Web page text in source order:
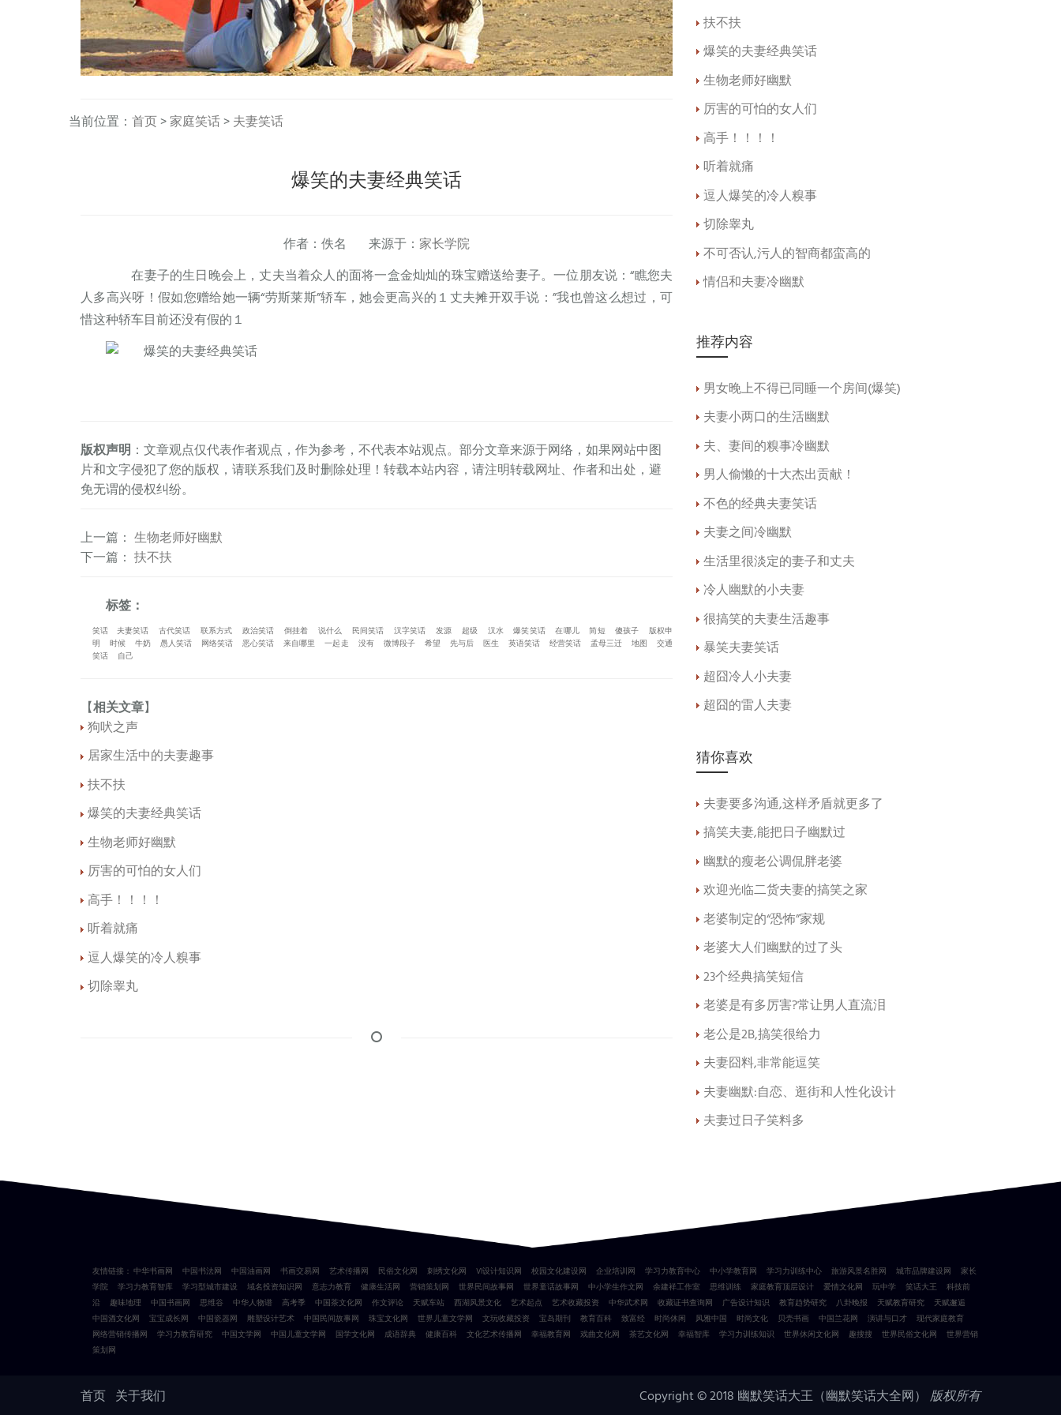
当前位置： 首页>家庭笑话>夫妻笑话
爆笑的夫妻经典笑话
作者：佚名 来源于： 家长学院
在妻子的生日晚会上，丈夫当着众人的面将一盒金灿灿的珠宝赠送给妻子。一位朋友说：“瞧您夫
人多高兴呀！假如您赠给她一辆“劳斯莱斯”轿车，她会更高兴的１丈夫摊开双手说：”我也曾这么想过，可
惜这种轿车目前还没有假的１
版权声明 ：文章观点仅代表作者观点，作为参考，不代表本站观点。部分文章来源于网络，如果网站中图
片和文字侵犯了您的版权，请联系我们及时删除处理！转载本站内容，请注明转载网址、作者和出处，避
免无谓的侵权纠纷。
上一篇 ： 生物老师好幽默
下一篇 ： 扶不扶
标签：
笑话 夫妻笑话 古代笑话 联系方式 政治笑话 倒挂着 说什么 民间笑话 汉字笑话 发源 超级 汉水 爆笑笑话 在哪儿 简短 傻孩子
版权申
明
时候 牛奶 愚人笑话 网络笑话 恶心笑话 来自哪里 一起走 没有 微博段子 希望 先与后 医生 英语笑话 经营笑话 孟母三迁 地图
交通
笑话
自己
【相关文章】
狗吠之声
居家生活中的夫妻趣事
扶不扶
爆笑的夫妻经典笑话
生物老师好幽默
厉害的可怕的女人们
高手！！！！
听着就痛
逗人爆笑的冷人糗事
切除睾丸
扶不扶
爆笑的夫妻经典笑话
生物老师好幽默
厉害的可怕的女人们
高手！！！！
听着就痛
逗人爆笑的冷人糗事
切除睾丸
不可否认,污人的智商都蛮高的
情侣和夫妻冷幽默
推荐内容
男女晚上不得已同睡一个房间(爆笑)
夫妻小两口的生活幽默
夫、妻间的糗事冷幽默
男人偷懒的十大杰出贡献！
不色的经典夫妻笑话
夫妻之间冷幽默
生活里很淡定的妻子和丈夫
冷人幽默的小夫妻
很搞笑的夫妻生活趣事
暴笑夫妻笑话
超囧冷人小夫妻
超囧的雷人夫妻
猜你喜欢
夫妻要多沟通,这样矛盾就更多了
搞笑夫妻,能把日子幽默过
幽默的瘦老公调侃胖老婆
欢迎光临二货夫妻的搞笑之家
老婆制定的“恐怖”家规
老婆大人们幽默的过了头
23个经典搞笑短信
老婆是有多厉害?常让男人直流泪
老公是2B,搞笑很给力
夫妻囧料,非常能逗笑
夫妻幽默:自恋、逛街和人性化设计
夫妻过日子笑料多
友情链接： 中华书画网 中国书法网 中国油画网 书画交易网 艺术传播网 民俗文化网 刺绣文化网 VI设计知识网 校园文化建设网 企业培训网 学习力教育中心 中小学教育网 学习力训练中心 旅游风景名胜网 城市品牌建设网
家长
学院
学习力教育智库 学习型城市建设 域名投资知识网 意志力教育 健康生活网 营销策划网 世界民间故事网 世界童话故事网 中小学生作文网 余建祥工作室 思维训练 家庭教育顶层设计 爱情文化网 玩中学 笑话大王
科技前
沿
趣味地理 中国书画网 思维谷 中华人物谱 高考季 中国茶文化网 作文评论 天赋车站 西湖风景文化 艺术起点 艺术收藏投资 中华武术网 收藏证书查询网 广告设计知识 教育趋势研究 八卦晚报 天赋教育研究
天赋邂逅
中国酒文化网
宝宝成长网 中国瓷器网 雕塑设计艺术 中国民间故事网 珠宝文化网 世界儿童文学网 文玩收藏投资 宝岛期刊 教育百科 致富经 时尚休闲 风雅中国 时尚文化 贝壳书画 中国兰花网 演讲与口才
现代家庭教育
网络营销传播网
学习力教育研究 中国文学网 中国儿童文学网 国学文化网 成语辞典 健康百科 文化艺术传播网 幸福教育网 戏曲文化网 茶艺文化网 幸福智库 学习力训练知识 世界休闲文化网 趣搜搜 世界民俗文化网
世界营销
策划网
首页 关于我们 Copyright © 2018 幽默笑话大王（幽默笑话大全网） 版权所有